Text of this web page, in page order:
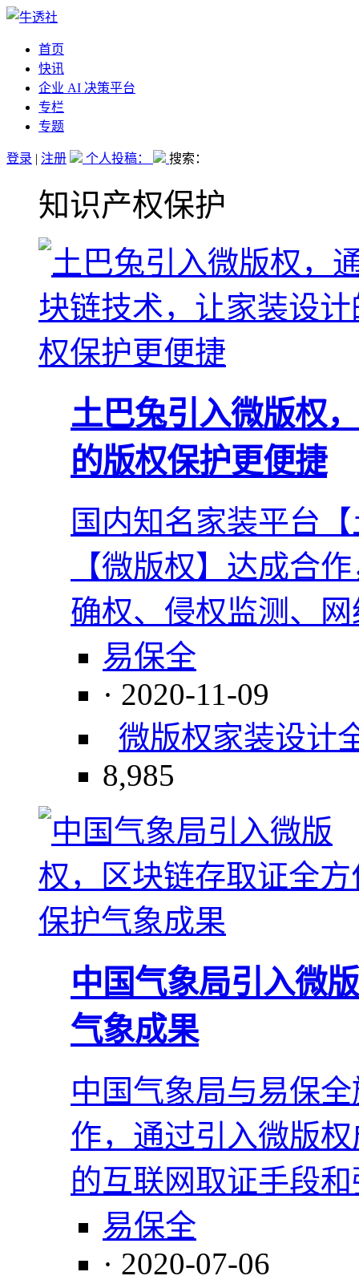
首页
快讯
企业 AI 决策平台
专栏
专题
登录 | 注册 个人投稿： 搜索：
知识产权保护
土巴兔引入微版权
的版权保护更便捷
国内知名家装平台
【微版权】达成合
确权、侵权监测、
易保全
· 2020-11-09
微版权家装设计
8,985
中国气象局引入微
气象成果
中国气象局与易保
作，通过引入微版
的互联网取证手段
易保全
· 2020-07-06